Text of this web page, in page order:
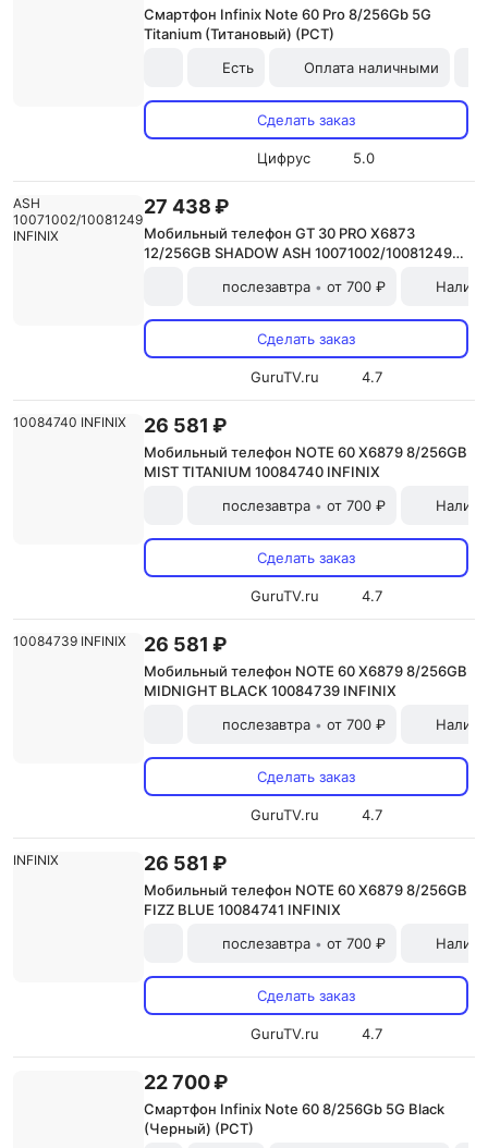
Смартфон Infinix Note 60 Pro 8/256Gb 5G
Titanium (Титановый) (РСТ)
Есть
Оплата наличными
Сделать заказ
Цифрус 5.0
27 438 ₽
Мобильный телефон GT 30 PRO X6873
12/256GB SHADOW ASH 10071002/10081249
послезавтра • от 700 ₽
Сделать заказ
GuruTV.ru 4.7
26 581 ₽
Мобильный телефон NOTE 60 X6879 8/256GB
MIST TITANIUM 10084740 INFINIX
послезавтра • от 700 ₽
Сделать заказ
GuruTV.ru 4.7
26 581 ₽
Мобильный телефон NOTE 60 X6879 8/256GB
MIDNIGHT BLACK 10084739 INFINIX
послезавтра • от 700 ₽
Сделать заказ
GuruTV.ru 4.7
26 581 ₽
Мобильный телефон NOTE 60 X6879 8/256GB
FIZZ BLUE 10084741 INFINIX
послезавтра • от 700 ₽
Сделать заказ
GuruTV.ru 4.7
22 700 ₽
Смартфон Infinix Note 60 8/256Gb 5G Black
(Черный) (РСТ)